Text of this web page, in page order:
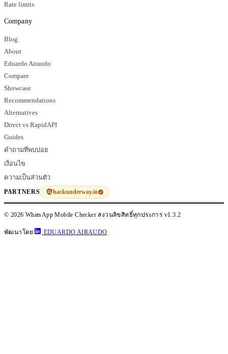
Rate limits
Company
Blog
About
Eduardo Airaudo
Compare
Showcase
Recommendations
Alternatives
Direct vs RapidAPI
Guides
คำถามที่พบบ่อย
เงื่อนไข
ความเป็นส่วนตัว
PARTNERS hackunderway.io
© 2026 WhatsApp Mobile Checker สงวนลิขสิทธิ์ทุกประการ v1.3.2
พัฒนาโดย EDUARDO AIRAUDO